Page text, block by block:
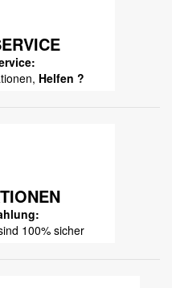
Helfen ?
100% sicher